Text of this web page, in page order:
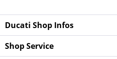
Ducati Shop Infos
Shop Service